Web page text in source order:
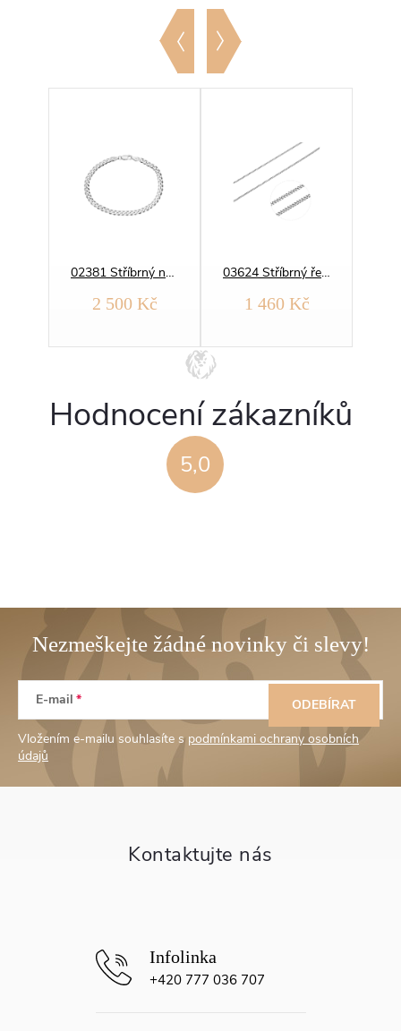
02381 Stříbrný náramek PANCER 100
2 500 Kč
03624 Stříbrný řetízek PANCER 050
1 460 Kč
5,0
Hodnocení zákazníků
Z
p
E-mail
Vložením e-mailu souhlasíte s podmínkami ochrany osobních
údajů
ODEBÍRAT
+420 777 036 707